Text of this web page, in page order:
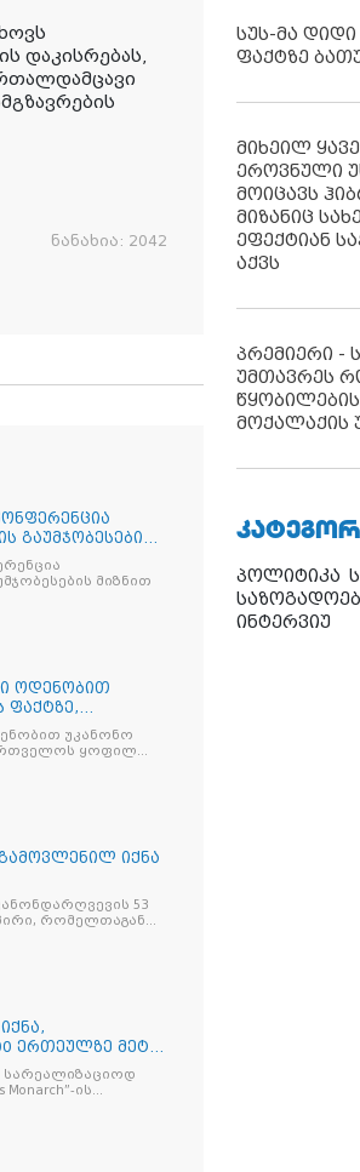
დაკისრებას,
ნანახია: 2042
გაუმჯობესების
მიზნით
ოდენობით
ფაქტზე,
უკანონო
ყოფილ
იქნა
53
რომელთაგან
ერთეულზე მეტი
სარეალიზაციოდ
ის
სუს-მა
ფაქტზე
მიხეილ
ეროვნული
მოიცავს
მიზანიც
ეფექტიან
აქვს
პრემიერი -
უმთავრეს
მოქალაქის
პოლიტიკა
ინტერვიუ